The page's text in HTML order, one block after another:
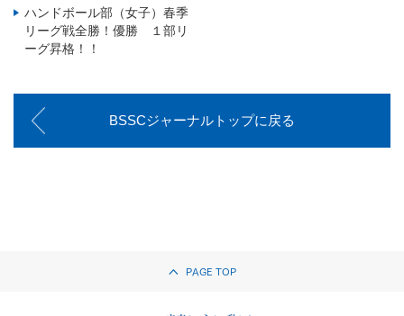
ハンドボール部（女子）春季
リーグ戦全勝！優勝 １部リ
ーグ昇格！！
BSSCジャーナルトップに戻る
PAGE TOP